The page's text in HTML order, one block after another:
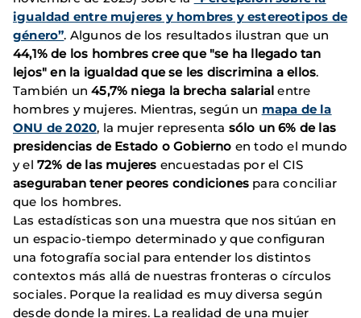
igualdad entre mujeres y hombres y estereotipos de
género”. Algunos de los resultados ilustran que un
44,1% de los hombres cree que "se ha llegado tan
lejos" en la igualdad que se les discrimina a ellos.
También un45,7% niega la brecha salarialentre
hombres y mujeres. Mientras, según un mapa de la
ONU de 2020, la mujer representa sólo un 6% de las
presidencias de Estado o Gobierno en todo el mundo
y el 72% de las mujeres encuestadas por el CIS
aseguraban tener peores condiciones para conciliar
que los hombres.
Las estadísticas son una muestra que nos sitúan en
un espacio-tiempo determinado y que configuran
una fotografía social para entender los distintos
contextos más allá de nuestras fronteras o círculos
sociales. Porque la realidad es muy diversa según
desde donde la mires. La realidad de una mujer